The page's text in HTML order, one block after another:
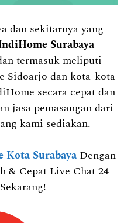
dan sekitarnya yang
Surabaya
termasuk meliputi
Sidoarjo dan kota-kota
secara cepat dan
jasa pemasangan dari
kami sediakan.
Kota Surabaya Dengan
& Cepat Live Chat 24